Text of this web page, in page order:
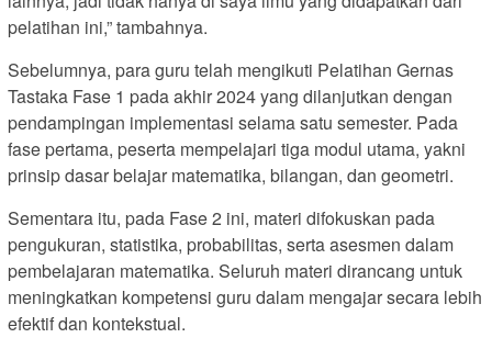
pelatihan ini,” tambahnya.
Sebelumnya, para guru telah mengikuti Pelatihan Gernas
Tastaka Fase 1 pada akhir 2024 yang dilanjutkan dengan
pendampingan implementasi selama satu semester. Pada
fase pertama, peserta mempelajari tiga modul utama, yakni
prinsip dasar belajar matematika, bilangan, dan geometri.
Sementara itu, pada Fase 2 ini, materi difokuskan pada
pengukuran, statistika, probabilitas, serta asesmen dalam
pembelajaran matematika. Seluruh materi dirancang untuk
meningkatkan kompetensi guru dalam mengajar secara lebih
efektif dan kontekstual.